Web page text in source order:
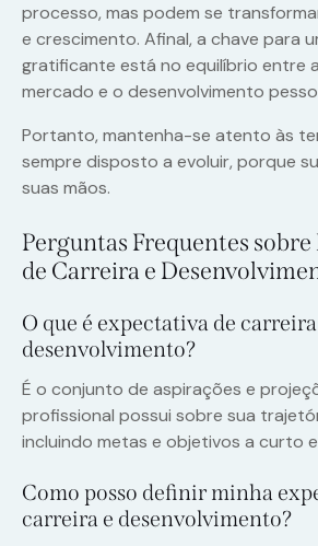
processo, mas podem se
e crescimento. Afinal, a chave para
gratificante está no equilíbrio entre
mercado e o desenvolvimento
Portanto, mantenha-se atento às
sempre disposto a evoluir, porque
suas mãos.
Perguntas Frequentes
de Carreira e
O que é expectativa de
desenvolvimento?
É o conjunto de aspirações e
profissional possui sobre sua
incluindo metas e objetivos a curto
Como posso definir minha
carreira e desenvolvimento?